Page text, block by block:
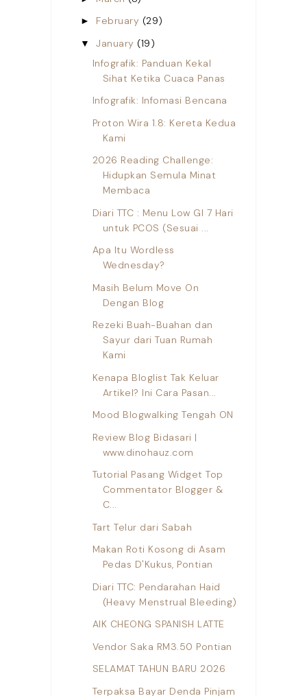
► February (29)
▼January (19)
Infografik: Panduan Kekal
Sihat Ketika Cuaca Panas
Infografik: Infomasi Bencana
Proton Wira 1.8: Kereta Kedua
Kami
2026 Reading Challenge:
Hidupkan Semula Minat
Membaca
Diari TTC : Menu Low GI 7 Hari
untuk PCOS (Sesuai ...
Apa Itu Wordless
Wednesday?
Masih Belum Move On
Dengan Blog
Rezeki Buah-Buahan dan
Sayur dari Tuan Rumah
Kami
Kenapa Bloglist Tak Keluar
Artikel? Ini Cara Pasan...
Mood Blogwalking Tengah ON
Review Blog Bidasari |
www.dinohauz.com
Tutorial Pasang Widget Top
Commentator Blogger &
C...
Tart Telur dari Sabah
Makan Roti Kosong di Asam
Pedas D'Kukus, Pontian
Diari TTC: Pendarahan Haid
(Heavy Menstrual Bleeding)
AIK CHEONG SPANISH LATTE
Vendor Saka RM3.50 Pontian
SELAMAT TAHUN BARU 2026
Terpaksa Bayar Denda Pinjam